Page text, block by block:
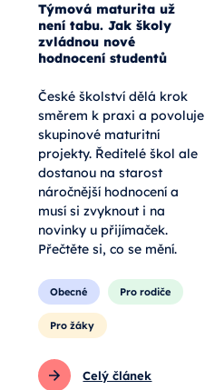
Týmová maturita už
není tabu. Jak školy
zvládnou nové
hodnocení studentů
České školství dělá krok
směrem k praxi a povoluje
skupinové maturitní
projekty. Ředitelé škol ale
dostanou na starost
náročnější hodnocení a
musí si zvyknout i na
novinky u přijímaček.
Přečtěte si, co se mění.
Obecné Pro rodiče
Pro žáky
Celý článek